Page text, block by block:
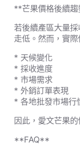
**芒果價格後續
若後續產區大量
走低。然而，實
* 天候變化
* 採收進度
* 市場需求
* 外銷訂單表現
* 各地批發市場行
因此，愛文芒果
**FAQ**